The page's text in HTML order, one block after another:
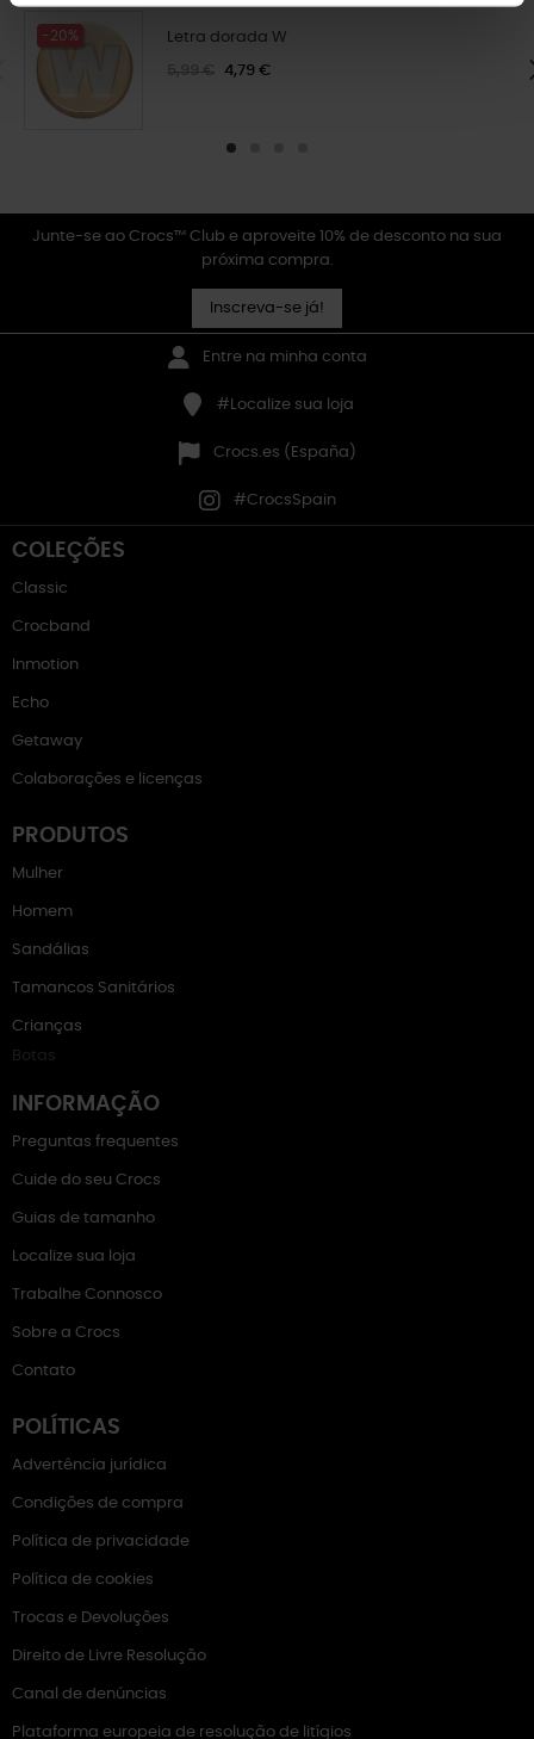
-20% Letra dorada W
5,99 € 4,79 €
Junte-se ao Crocs™ Club e aproveite 10% de desconto na sua
próxima compra.
Inscreva-se já!
Entre na minha conta
#Localize sua loja
Crocs.es (España)
#CrocsSpain
COLEÇÕES
Classic
Crocband
Inmotion
Echo
Getaway
Colaborações e licenças
PRODUTOS
Mulher
Homem
Sandálias
Tamancos Sanitários
Crianças
Botas
INFORMAÇÃO
Preguntas frequentes
Cuide do seu Crocs
Guias de tamanho
Localize sua loja
Trabalhe Connosco
Sobre a Crocs
Contato
POLÍTICAS
Advertência jurídica
Condições de compra
Política de privacidade
Política de cookies
Trocas e Devoluções
Direito de Livre Resolução
Canal de denúncias
Plataforma europeia de resolução de litígios